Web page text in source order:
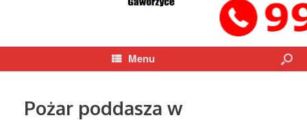
Menu
Pożar poddasza w